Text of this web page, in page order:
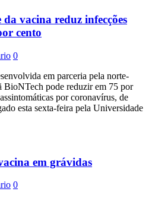
vacina reduz infecções
cento
0
em parceria pela norte-
BioNTech pode reduzir em 75 por
por coronavírus, de
esta sexta-feira pela Universidade
em grávidas
0